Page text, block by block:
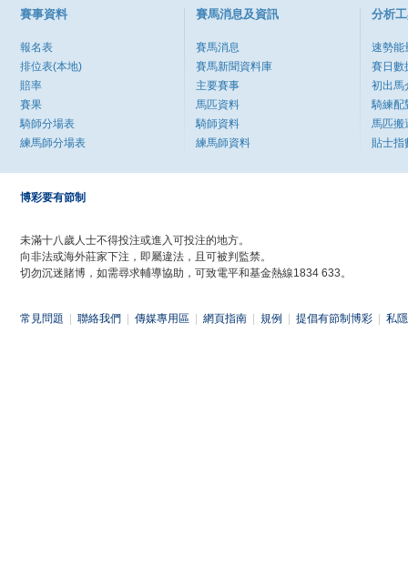
賽事資料
報名表
排位表(本地)
賠率
賽果
騎師分場表
練馬師分場表
賽馬消息及資訊
賽馬消息
賽馬新聞資料庫
主要賽事
馬匹資料
騎師資料
練馬師資料
分析
速勢能
賽日數
初出馬
騎練配
馬匹搬
貼士指
博彩要有節制
未滿十八歲人士不得投注或進入可投注的地方。
向非法或海外莊家下注，即屬違法，且可被判監禁。
切勿沉迷賭博，如需尋求輔導協助，可致電平和基金熱線1834 633。
常見問題 聯絡我們 傳媒專用區 網頁指南 規例 提倡有節制博彩 私